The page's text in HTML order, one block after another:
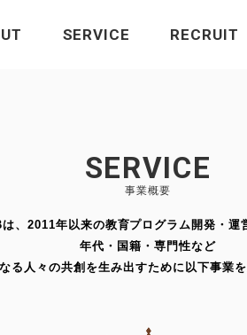
SERVICE RECRUIT
SERVICE
事業概要
、2011年以来の教育プログラム開発・運
年代・国籍・専門性など
る人々の共創を生み出すために以下事業を